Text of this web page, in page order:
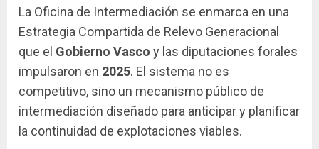
La Oficina de Intermediación se enmarca en una
Estrategia Compartida de Relevo Generacional
que el Gobierno Vasco y las diputaciones forales
impulsaron en 2025. El sistema no es
competitivo, sino un mecanismo público de
intermediación diseñado para anticipar y planificar
la continuidad de explotaciones viables.